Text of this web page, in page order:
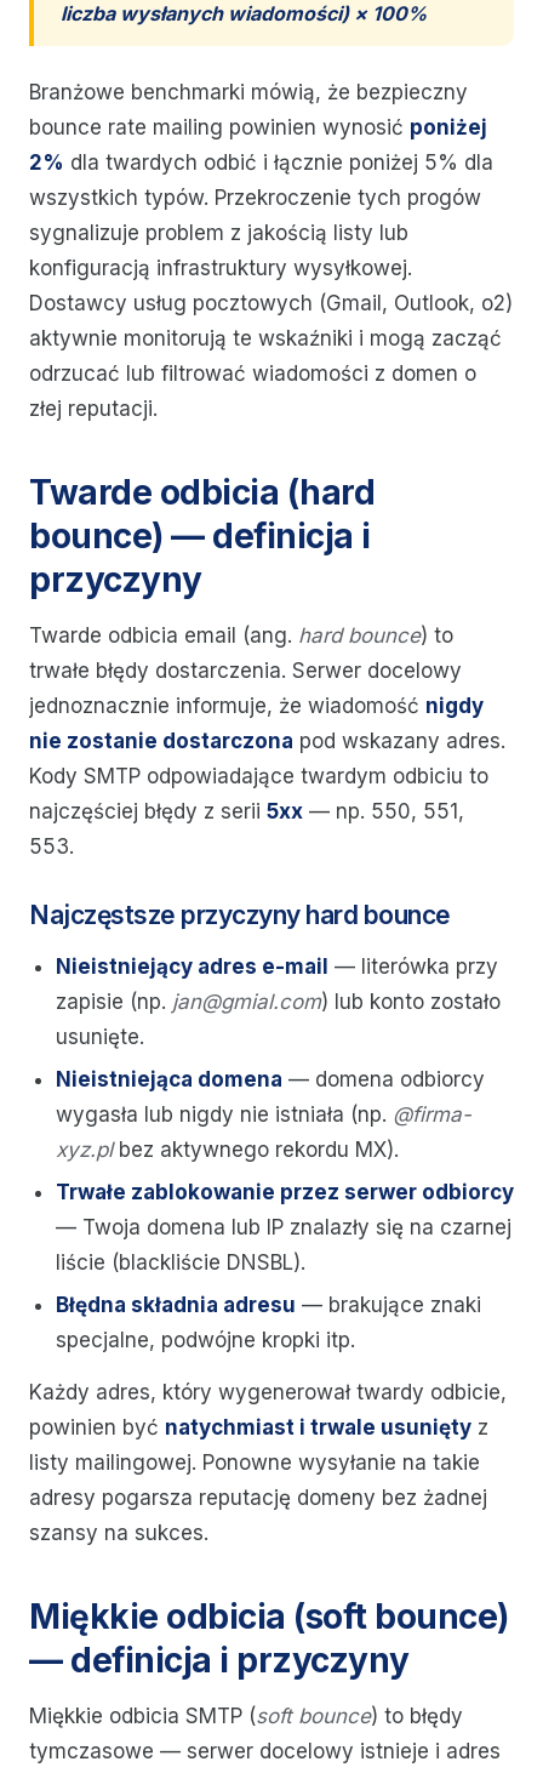
liczba wysłanych wiadomości) × 100%
Branżowe benchmarki mówią, że bezpieczny
bounce rate mailing powinien wynosić poniżej
2% dla twardych odbić i łącznie poniżej 5% dla
wszystkich typów. Przekroczenie tych progów
sygnalizuje problem z jakością listy lub
konfiguracją infrastruktury wysyłkowej.
Dostawcy usług pocztowych (Gmail, Outlook, o2)
aktywnie monitorują te wskaźniki i mogą zacząć
odrzucać lub filtrować wiadomości z domen o
złej reputacji.
Twarde odbicia (hard
bounce) — definicja i
przyczyny
Twarde odbicia email (ang. hard bounce) to
trwałe błędy dostarczenia. Serwer docelowy
jednoznacznie informuje, że wiadomość nigdy
nie zostanie dostarczona pod wskazany adres.
Kody SMTP odpowiadające twardym odbiciu to
najczęściej błędy z serii 5xx — np. 550, 551,
553.
Najczęstsze przyczyny hard bounce
Nieistniejący adres e-mail — literówka przy
zapisie (np. jan@gmial.com) lub konto zostało
usunięte.
Nieistniejąca domena — domena odbiorcy
wygasła lub nigdy nie istniała (np. @firma-
xyz.plbez aktywnego rekordu MX).
Trwałe zablokowanie przez serwer odbiorcy
— Twoja domena lub IP znalazły się na czarnej
liście (blackliście DNSBL).
Błędna składnia adresu — brakujące znaki
specjalne, podwójne kropki itp.
Każdy adres, który wygenerował twardy odbicie,
powinien być natychmiast i trwale usunięty z
listy mailingowej. Ponowne wysyłanie na takie
adresy pogarsza reputację domeny bez żadnej
szansy na sukces.
Miękkie odbicia (soft bounce)
— definicja i przyczyny
Miękkie odbicia SMTP (soft bounce) to błędy
tymczasowe — serwer docelowy istnieje i adres